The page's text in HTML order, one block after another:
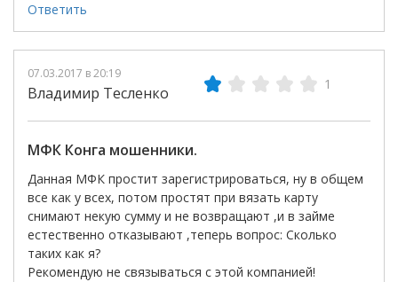
Ответить
07.03.2017 в 20:19
Владимир Тесленко 1
МФК Конга мошенники.
Данная МФК простит зарегистрироваться, ну в общем
все как у всех, потом простят при вязать карту
снимают некую сумму и не возвращают ,и в займе
естественно отказывают ,теперь вопрос: Сколько
таких как я?
Рекомендую не связываться с этой компанией!